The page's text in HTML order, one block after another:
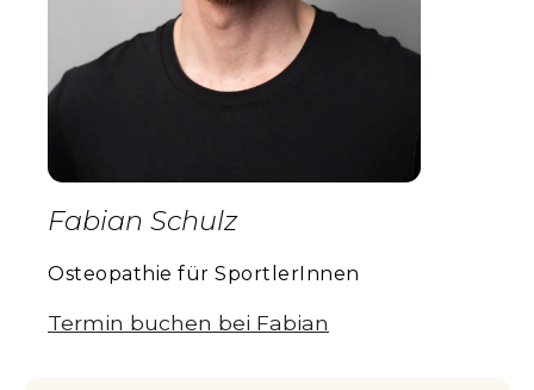
Fabian Schulz
Osteopathie für SportlerInnen
Termin buchen bei Fabian